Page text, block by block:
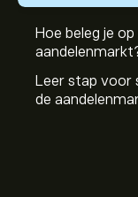
Hoe beleg je op
Leer stap voor
de